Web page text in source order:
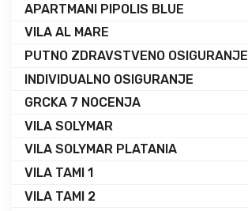
APARTMANI PIPOLIS BLUE
VILA AL MARE
PUTNO ZDRAVSTVENO OSIGURANJE
INDIVIDUALNO OSIGURANJE
GRCKA 7 NOCENJA
VILA SOLYMAR
VILA SOLYMAR PLATANIA
VILA TAMI 1
VILA TAMI 2